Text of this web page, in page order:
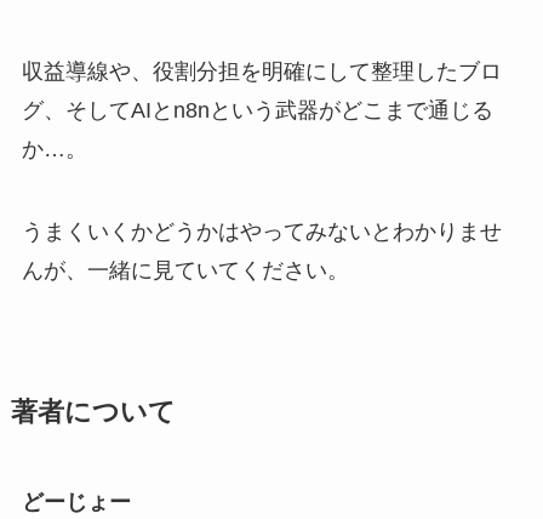
収益導線や、役割分担を明確にして整理したブロ
グ、そしてAIとn8nという武器がどこまで通じる
か…。
うまくいくかどうかはやってみないとわかりませ
んが、一緒に見ていてください。
著者について
どーじょー